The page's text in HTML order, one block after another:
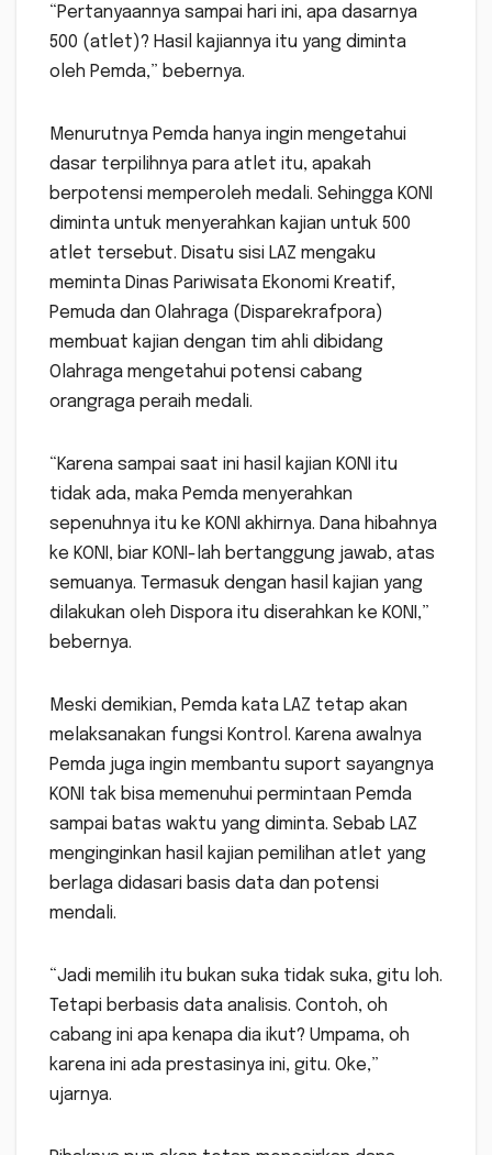
“Pertanyaannya sampai hari ini, apa dasarnya
500 (atlet)? Hasil kajiannya itu yang diminta
oleh Pemda,” bebernya.
Menurutnya Pemda hanya ingin mengetahui
dasar terpilihnya para atlet itu, apakah
berpotensi memperoleh medali. Sehingga KONI
diminta untuk menyerahkan kajian untuk 500
atlet tersebut. Disatu sisi LAZ mengaku
meminta Dinas Pariwisata Ekonomi Kreatif,
Pemuda dan Olahraga (Disparekrafpora)
membuat kajian dengan tim ahli dibidang
Olahraga mengetahui potensi cabang
orangraga peraih medali.
“Karena sampai saat ini hasil kajian KONI itu
tidak ada, maka Pemda menyerahkan
sepenuhnya itu ke KONI akhirnya. Dana hibahnya
ke KONI, biar KONI-lah bertanggung jawab, atas
semuanya. Termasuk dengan hasil kajian yang
dilakukan oleh Dispora itu diserahkan ke KONI,”
bebernya.
Meski demikian, Pemda kata LAZ tetap akan
melaksanakan fungsi Kontrol. Karena awalnya
Pemda juga ingin membantu suport sayangnya
KONI tak bisa memenuhui permintaan Pemda
sampai batas waktu yang diminta. Sebab LAZ
menginginkan hasil kajian pemilihan atlet yang
berlaga didasari basis data dan potensi
mendali.
“Jadi memilih itu bukan suka tidak suka, gitu loh.
Tetapi berbasis data analisis. Contoh, oh
cabang ini apa kenapa dia ikut? Umpama, oh
karena ini ada prestasinya ini, gitu. Oke,”
ujarnya.